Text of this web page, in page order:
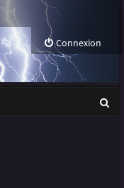
Connexion